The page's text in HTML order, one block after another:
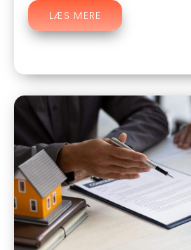
LÆS MERE